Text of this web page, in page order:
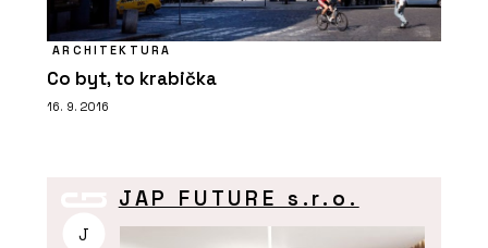
ARCHITEKTURA
Co byt, to krabička
16. 9. 2016
J
JAP FUTURE s.r.o.